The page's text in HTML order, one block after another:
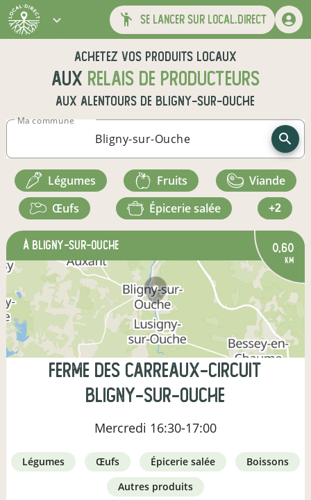
se lancer sur local.direct
Achetez vos produits locaux
aux relais de producteurs
aux alentours de Bligny-sur-Ouche
Ma commune
légumes fruits
viande
œufs
épicerie salée +2
à Bligny-sur-Ouche 0,60
km
Ferme des Carreaux-Circuit
Bligny-sur-Ouche
Mercredi 16:30-17:00
légumes œufs épicerie salée
boissons
autres produits